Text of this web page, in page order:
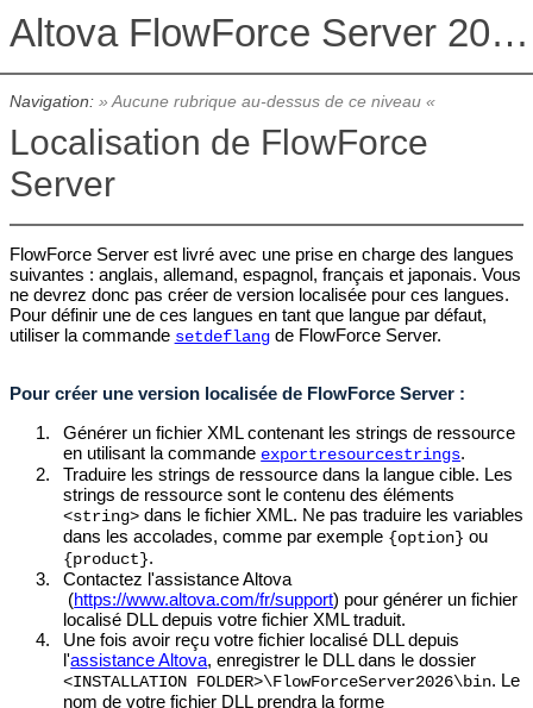
Altova FlowForce Server 2026 Advanced Edition
Navigation: » Aucune rubrique au-dessus de ce niveau «
Localisation de FlowForce
Server
FlowForce Server est livré avec une prise en charge des langues
suivantes : anglais, allemand, espagnol, français et japonais. Vous
ne devrez donc pas créer de version localisée pour ces langues.
Pour définir une de ces langues en tant que langue par défaut,
utiliser la commande setdeflangde FlowForce Server.
Pour créer une version localisée de FlowForce Server :
1.
Générer un fichier XML contenant les strings de ressource
en utilisant la commande exportresourcestrings.
2.
Traduire les strings de ressource dans la langue cible. Les
strings de ressource sont le contenu des éléments
<string> dans le fichier XML. Ne pas traduire les variables
dans les accolades, comme par exemple {option} ou
{product}.
3.
Contactez l'assistance Altova
(https://www.altova.com/fr/support) pour générer un fichier
localisé DLL depuis votre fichier XML traduit.
4.
Une fois avoir reçu votre fichier localisé DLL depuis
l'assistance Altova, enregistrer le DLL dans le dossier
<INSTALLATION FOLDER>\FlowForceServer2026\bin. Le
nom de votre fichier DLL prendra la forme